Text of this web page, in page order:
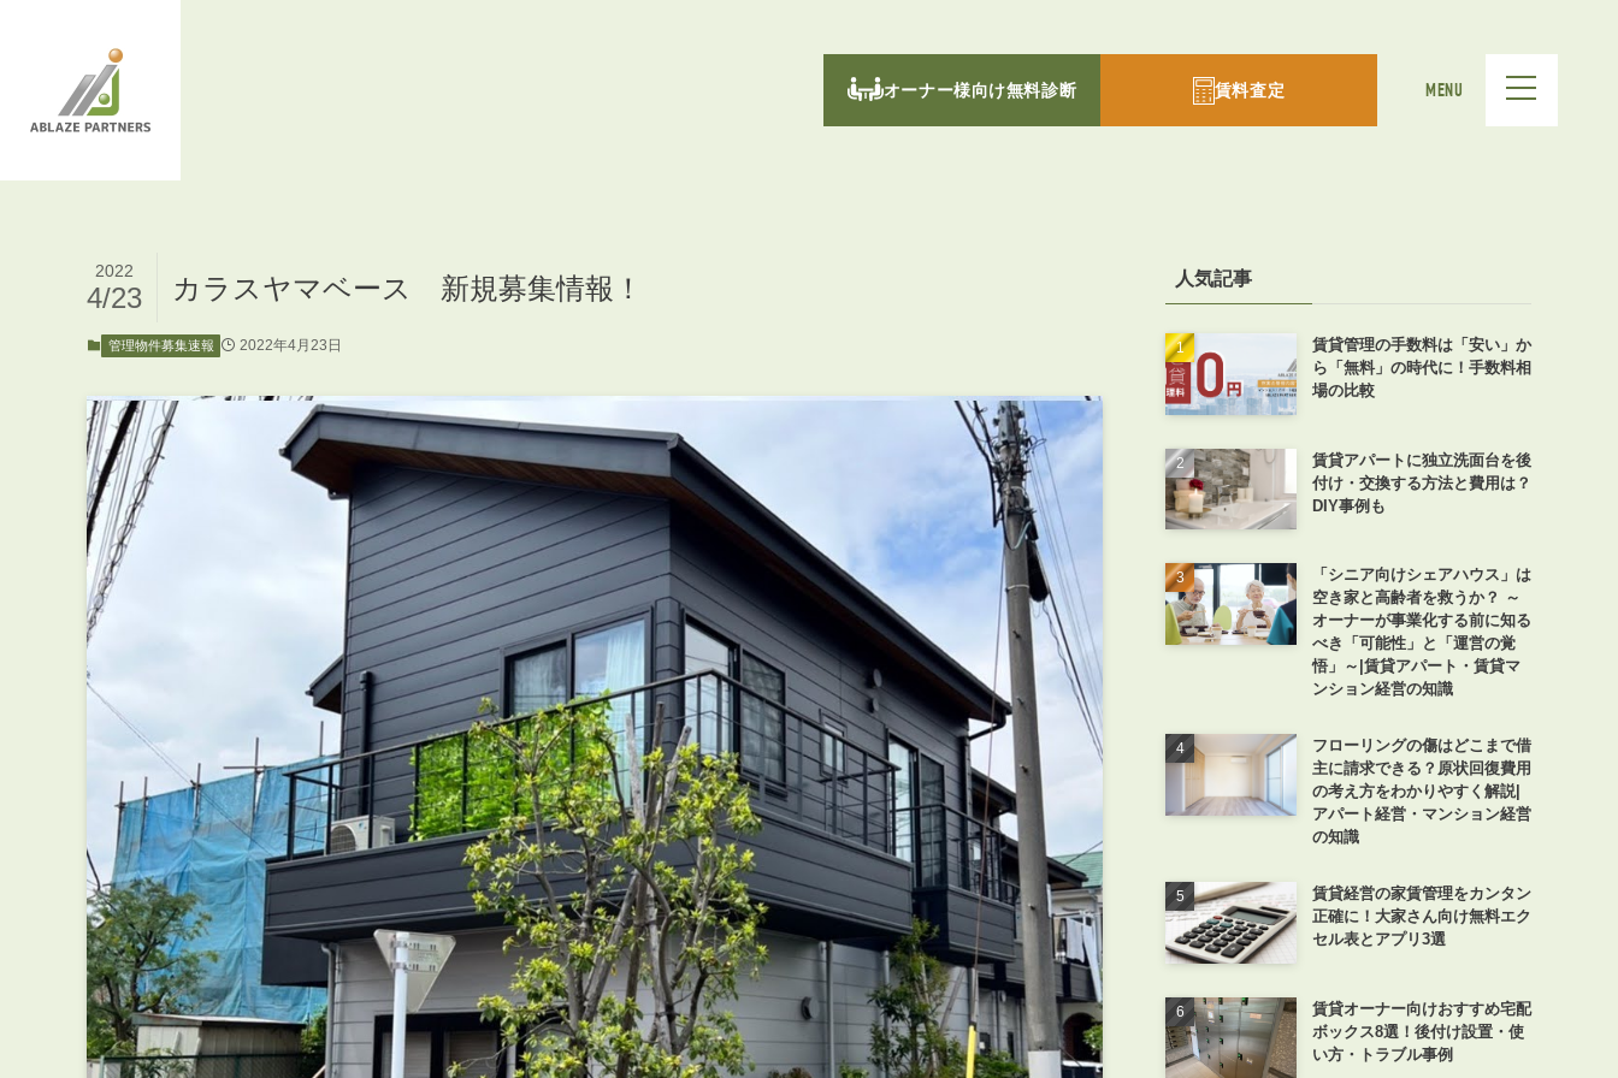
オーナー様向け無料診断 賃料査定 MENU
カラスヤマベース 新規募集情報！
2022
4/23
管理物件募集速報 2022年4月23日
人気記事
賃貸管理の手数料は「安い」か
ら「無料」の時代に！手数料相
場の比較
賃貸アパートに独立洗面台を後
付け・交換する方法と費用は？
DIY事例も
「シニア向けシェアハウス」は
空き家と高齢者を救うか？ ～
オーナーが事業化する前に知る
べき「可能性」と「運営の覚
悟」～|賃貸アパート・賃貸マ
ンション経営の知識
フローリングの傷はどこまで借
主に請求できる？原状回復費用
の考え方をわかりやすく解説|
アパート経営・マンション経営
の知識
賃貸経営の家賃管理をカンタン
正確に！大家さん向け無料エク
セル表とアプリ3選
賃貸オーナー向けおすすめ宅配
ボックス8選！後付け設置・使
い方・トラブル事例